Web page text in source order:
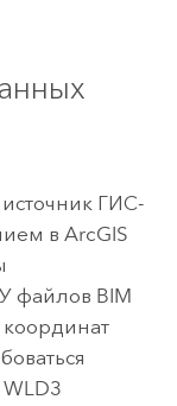
ГИС-
в ArcGIS
файлов BIM